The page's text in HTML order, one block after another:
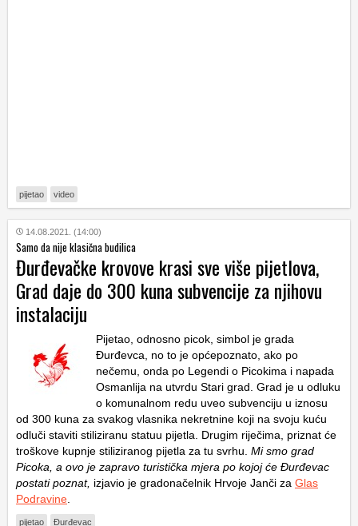
pijetao video
14.08.2021. (14:00)
Samo da nije klasična budilica
Đurđevačke krovove krasi sve više pijetlova,
Grad daje do 300 kuna subvencije za njihovu
instalaciju
Pijetao, odnosno picok, simbol je grada
Đurđevca, no to je općepoznato, ako po
nečemu, onda po Legendi o Picokima i napada
Osmanlija na utvrdu Stari grad. Grad je u odluku
o komunalnom redu uveo subvenciju u iznosu
od 300 kuna za svakog vlasnika nekretnine koji na svoju kuću
odluči staviti stiliziranu statuu pijetla. Drugim riječima, priznat će
troškove kupnje stiliziranog pijetla za tu svrhu. Mi smo grad
Picoka, a ovo je zapravo turistička mjera po kojoj će Đurđevac
postati poznat, izjavio je gradonačelnik Hrvoje Janči za Glas
Podravine
pijetao Đurđevac